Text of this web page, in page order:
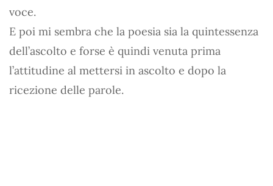
voce.
E poi mi sembra che la poesia sia la quintessenza
dell’ascolto e forse è quindi venuta prima
l’attitudine al mettersi in ascolto e dopo la
ricezione delle parole.